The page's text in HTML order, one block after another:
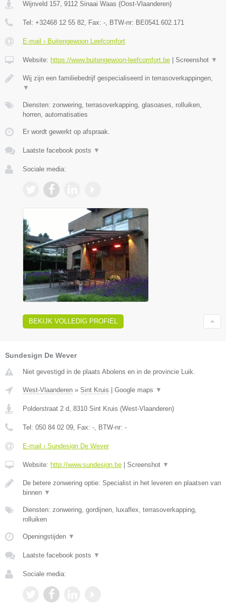
Wijnveld 157 9112 Sinaai Waas (Oost-Vlaanderen)
Tel: +32468 12 55 82 , Fax: - , BTW-nr: BE0541.602.171
E-mail › Buitengewoon Leefcomfort
Website: https://www.buitengewoon-leefcomfort.be | Screenshot ▼
Wij zijn een familiebedrijf gespecialiseerd in terrasoverkappingen,
▼
Diensten: zonwering, terrasoverkapping, glasoases, rolluiken,
horren, automatisaties
Er wordt gewerkt op afspraak.
Laatste facebook posts ▼
Sociale media:
BEKIJK VOLLEDIG PROFIEL
Sundesign De Wever
Niet gevestigd in de plaats Abolens en in de provincie Luik.
West-Vlaanderen » Sint Kruis Google maps ▼
Polderstraat 2 d, 8310 Sint Kruis (West-Vlaanderen)
Tel: 050 84 02 09, Fax: -, BTW-nr: -
E-mail › Sundesign De Wever
Website: http://www.sundesign.be Screenshot ▼
De betere zonwering optie: Specialist in het leveren en plaatsen van
binnen ▼
Diensten: zonwering, gordijnen, luxaflex, terrasoverkapping,
rolluiken
Openingstijden ▼
Laatste facebook posts ▼
Sociale media: